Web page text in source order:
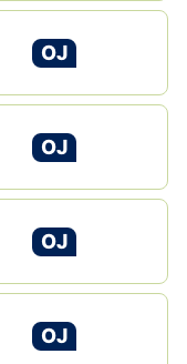
OJ
OJ
OJ
OJ